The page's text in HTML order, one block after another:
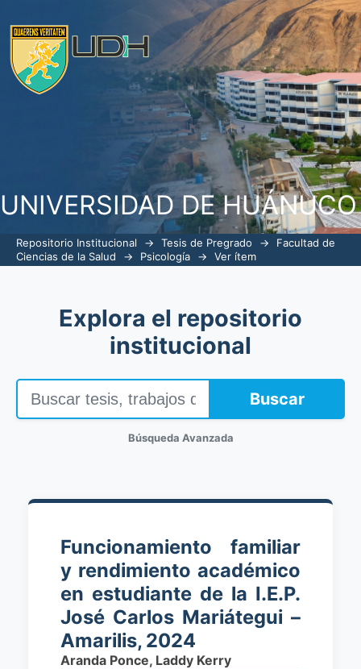
UNIVERSIDAD DE HUÁNUCO
Funcionamiento familiar y
Carlos Mariátegui – Amarilis, 2024
Repositorio Institucional → Tesis de Pregrado →
Facultad de
Ciencias de la Salud
→ Psicología → Ver ítem
Explora el repositorio
institucional
Buscar
Búsqueda Avanzada
Funcionamiento familiar
y rendimiento académico
en estudiante de la I.E.P.
José Carlos Mariátegui –
Amarilis, 2024
Aranda Ponce, Laddy Kerry